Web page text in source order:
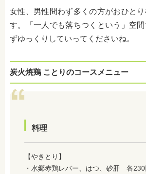
女性、男性問わず多くの方がおひと
す。「一人でも落ちつくという」空
ずゆっくりしていってくださいね。
炭火焼鶏 ことりのコースメニュー
料理
【やきとり】
・水郷赤鶏レバー、はつ、砂肝 各230